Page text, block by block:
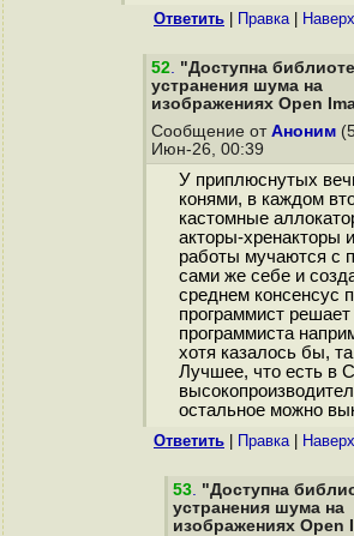
Ответить Правка| Наверх
52. "Доступна
устранения шума на
изображениях Open
Сообщение от Аноним
Июн-26, 00:39
У приплюснутых
конями, в каждом
кастомные
акторы-хренакторы
работы мучаются с
сами же себе и
среднем консенсус
программист
программиста
хотя казалось бы,
Лучшее, что есть в
остальное можно
Ответить Правка| Наверх
53. "Доступна
устранения шума на
изображениях Open